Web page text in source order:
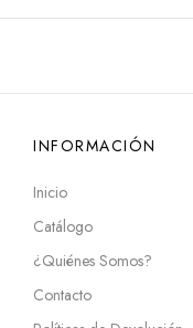
INFORMACIÓN
Inicio
Catálogo
¿Quiénes Somos?
Contacto